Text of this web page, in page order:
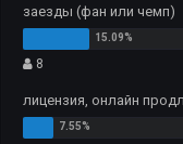
заезды (фан или чемп)
8
лицензия, онлайн